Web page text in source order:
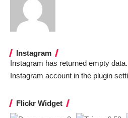
Instagram
Instagram has returned empty
Instagram account in the plugin
Flickr Widget